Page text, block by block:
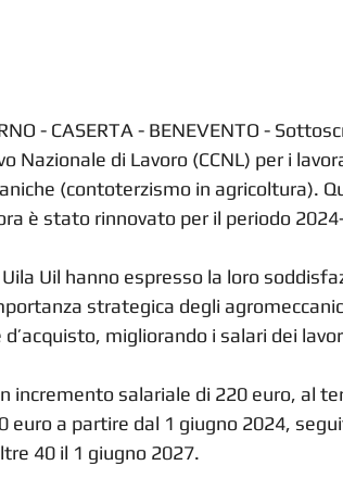
- CASERTA - BENEVENTO -
Nazionale di Lavoro (CCNL) per i
(contoterzismo in agricoltura).
è stato rinnovato per il periodo
Uila Uil hanno espresso la loro
strategica degli
migliorando i salari dei
incremento salariale di 220 euro, al
euro a partire dal 1 giugno 2024,
40 il 1 giugno 2027.